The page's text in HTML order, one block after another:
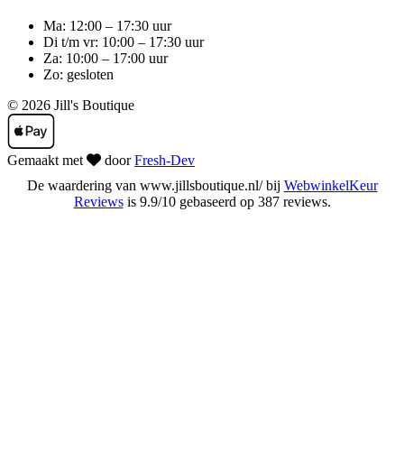
Ma: 12:00 – 17:30 uur
Di t/m vr: 10:00 – 17:30 uur
Za: 10:00 – 17:00 uur
Zo: gesloten
© 2026 Jill's Boutique
Gemaakt met doorFresh-Dev
De waardering van www.jillsboutique.nl/ bij WebwinkelKeur
Reviewsis 9.9/10 gebaseerd op 387 reviews.